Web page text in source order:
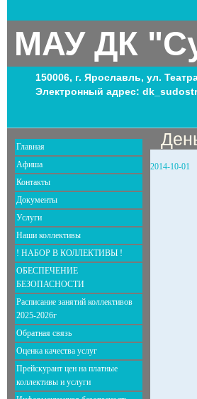
МАУ ДК
150006, г. Ярославль, ул.
Электронный адрес:
Главная
Афиша
Контакты
Документы
Услуги
Наши коллективы
! НАБОР В КОЛЛЕКТИВЫ !
ОБЕСПЕЧЕНИЕ
БЕЗОПАСНОСТИ
Расписание занятий коллективов
2025-2026г
Обратная связь
Оценка качества услуг
Прейскурант цен на платные
коллективы и услуги
2014-10-01